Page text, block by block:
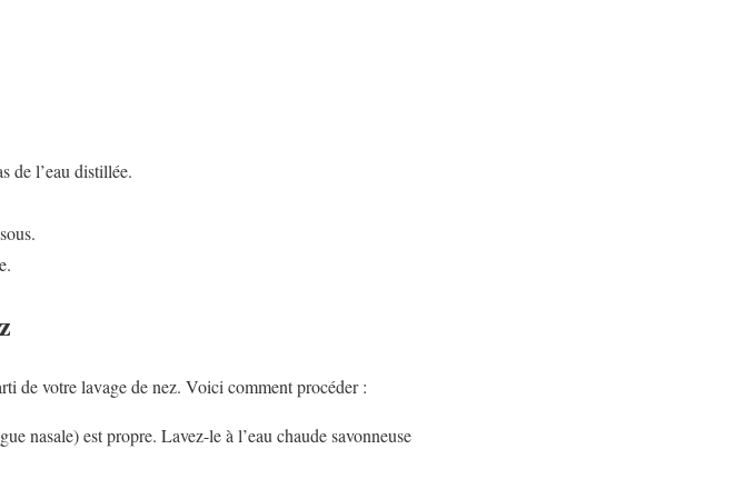
de l’eau distillée.
de votre lavage de nez. Voici comment procéder :
nasale) est propre. Lavez-le à l’eau chaude savonneuse